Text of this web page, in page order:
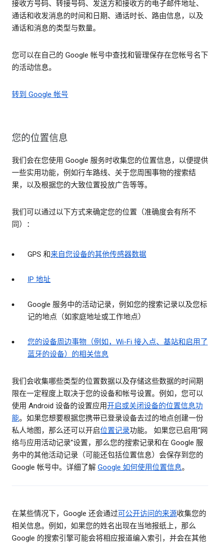
接收方号码、转接号码、发送方和接收方的电子邮件地址、
通话和收发消息的时间和日期、通话时长、路由信息，以及
通话和消息的类型与数量。
您可以在自己的 Google 帐号中查找和管理保存在您帐号名下
的活动信息。
转到 Google 帐号
您的位置信息
我们会在您使用 Google 服务时收集您的位置信息，以便提供
一些实用功能，例如行车路线、关于您周围事物的搜索结
果，以及根据您的大致位置投放广告等等。
我们可以通过以下方式来确定您的位置（准确度会有所不
同）：
GPS 和来自您设备的其他传感器数据
IP 地址
Google 服务中的活动记录，例如您的搜索记录以及您标
记的地点（如家庭地址或工作地点）
您的设备周边事物（例如，Wi-Fi 接入点、基站和启用了
蓝牙的设备）的相关信息
我们会收集哪些类型的位置数据以及存储这些数据的时间期
限在一定程度上取决于您的设备和帐号设置。例如，您可以
使用 Android 设备的设置应用开启或关闭设备的位置信息功
能。如果您想要根据您携带已登录设备去过的地点创建一份
私人地图，那么还可以开启位置记录功能。 如果您已启用“网
络与应用活动记录”设置，那么您的搜索记录和在 Google 服
务中的其他活动记录（可能还包括位置信息）会保存到您的
Google 帐号中。详细了解 Google 如何使用位置信息。
在某些情况下，Google 还会通过可公开访问的来源收集您的
相关信息。例如，如果您的姓名出现在当地报纸上，那么
Google 的搜索引擎可能会将相应报道编入索引，并会在其他